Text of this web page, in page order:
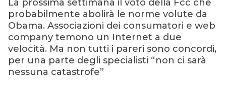
La prossima settimana il voto della Fcc che
probabilmente abolirà le norme volute da
Obama. Associazioni dei consumatori e web
company temono un Internet a due
velocità. Ma non tutti i pareri sono concordi,
per una parte degli specialisti “non ci sarà
nessuna catastrofe”